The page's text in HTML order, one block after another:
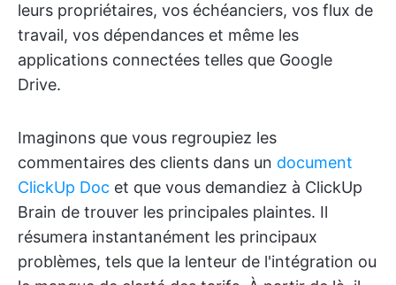
leurs propriétaires, vos échéanciers, vos flux de
travail, vos dépendances et même les
applications connectées telles que Google
Drive.
Imaginons que vous regroupiez les
commentaires des clients dans un document
ClickUp Doc et que vous demandiez à ClickUp
Brain de trouver les principales plaintes. Il
résumera instantanément les principaux
problèmes, tels que la lenteur de l'intégration ou